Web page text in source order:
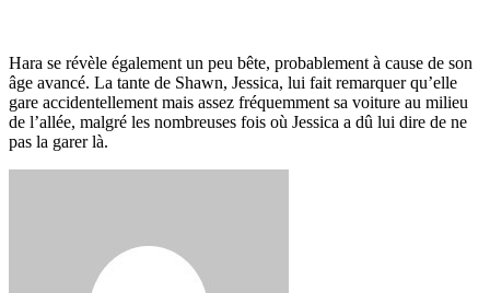
Hara se révèle également un peu bête, probablement à cause de son
âge avancé. La tante de Shawn, Jessica, lui fait remarquer qu’elle
gare accidentellement mais assez fréquemment sa voiture au milieu
de l’allée, malgré les nombreuses fois où Jessica a dû lui dire de ne
pas la garer là.